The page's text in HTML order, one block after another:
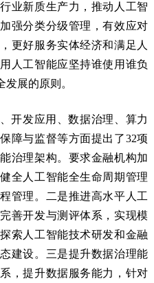
业新质生产力，推动人工智
强分类分级管理，有效应对
更好服务实体经济和满足人
人工智能应坚持谁使用谁负
展的原则。
开发应用、数据治理、算力
障与监督等方面提出了32项
治理架构。要求金融机构加
全人工智能全生命周期管理
管理。二是推进高水平人工
善开发与测评体系，实现模
索人工智能技术研发和金融
建设。三是提升数据治理能
，提升数据服务能力，针对